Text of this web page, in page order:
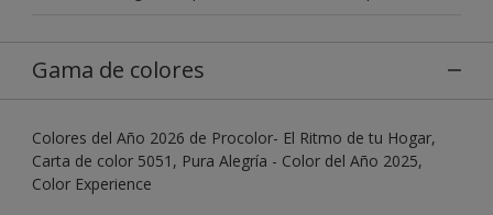
Gama de colores
Colores del Año 2026 de Procolor- El Ritmo de tu Hogar,
Carta de color 5051, Pura Alegría - Color del Año 2025,
Color Experience